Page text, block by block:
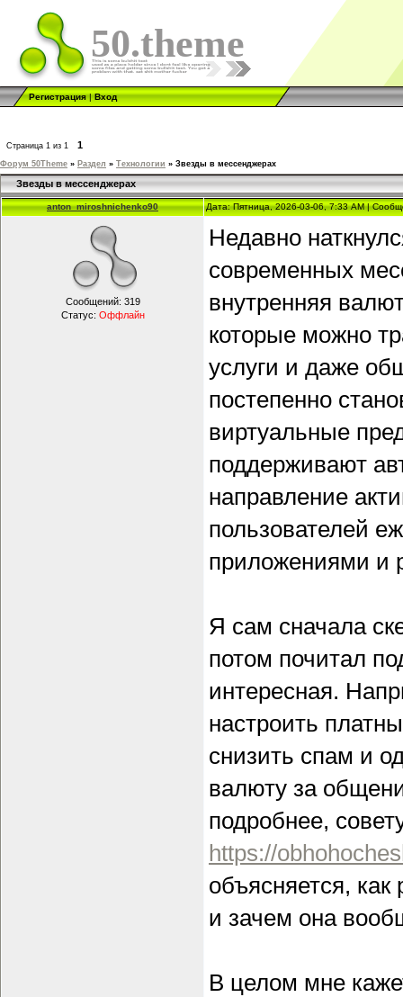
50.theme
Регистрация|Вход
Страница 1 из 1 1
Форум 50Theme » Раздел » Технологии » Звезды в мессенджерах
Звезды в мессенджерах
anton_miroshnichenko90 Дата: Пятница, 2026-03-06, 7:33 AM |
Сообщений: 319
Статус: Оффлайн
Недавно
современных
внутренняя
которые можно
услуги и даже
постепенно
виртуальные
поддерживают
направление
пользователей
приложениями и
Я сам сначала
потом почитал
интересная.
настроить
снизить спам и
валюту за
подробнее,
https://
объясняется,
и зачем она
В целом мне